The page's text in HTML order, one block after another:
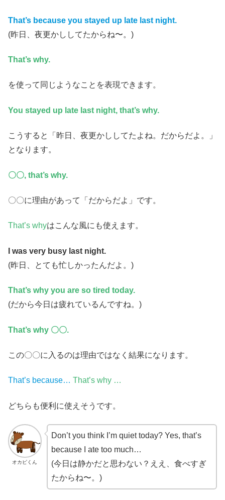
That’s because you stayed up late last night.
(昨日、夜更かししてたからね〜。)
That’s why.
を使って同じようなことを表現できます。
You stayed up late last night, that’s why.
こうすると「昨日、夜更かししてたよね。だからだよ。」
となります。
〇〇, that’s why.
〇〇に理由があって「だからだよ」です。
That’s whyはこんな風にも使えます。
I was very busy last night.
(昨日、とても忙しかったんだよ。)
That’s why you are so tired today.
(だから今日は疲れているんですね。)
That’s why 〇〇.
この〇〇に入るのは理由ではなく結果になります。
That’s because… That’s why …
どちらも便利に使えそうです。
オカピくん
Don’t you think I’m quiet today? Yes, that’s
because I ate too much…
(今日は静かだと思わない？ええ、食べすぎ
たからね〜。)